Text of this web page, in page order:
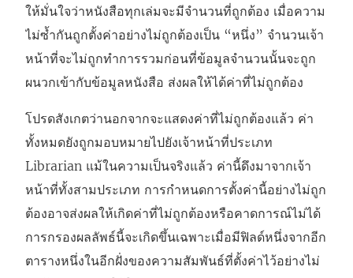
ให้มั่นใจว่าหนังสือทุกเล่มจะมีจำนวนที่ถูกต้อง เมื่อความ
ไม่ซ้ำกันถูกตั้งค่าอย่างไม่ถูกต้องเป็น “หนึ่ง” จำนวนเจ้า
หน้าที่จะไม่ถูกทำการรวมก่อนที่ข้อมูลจำนวนนั้นจะถูก
ผนวกเข้ากับข้อมูลหนังสือ ส่งผลให้ได้ค่าที่ไม่ถูกต้อง
โปรดสังเกตว่านอกจากจะแสดงค่าที่ไม่ถูกต้องแล้ว ค่า
ทั้งหมดยังถูกมอบหมายไปยังเจ้าหน้าที่ประเภท
Librarian แม้ในความเป็นจริงแล้ว ค่านี้ดึงมาจากเจ้า
หน้าที่ทั้งสามประเภท การกำหนดการตั้งค่านี้อย่างไม่ถูก
ต้องอาจส่งผลให้เกิดค่าที่ไม่ถูกต้องหรือคาดการณ์ไม่ได้
การกรองผลลัพธ์นี้จะเกิดขึ้นเฉพาะเมื่อมีฟิลด์หนึ่งจากอีก
ตารางหนึ่งในอีกฝั่งของความสัมพันธ์ที่ตั้งค่าไว้อย่างไม่